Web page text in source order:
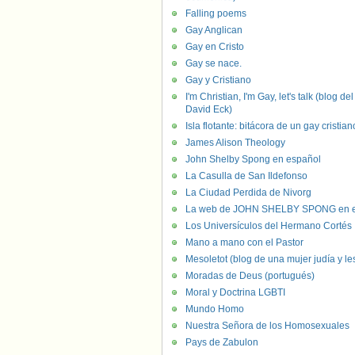
Falling poems
Gay Anglican
Gay en Cristo
Gay se nace.
Gay y Cristiano
I'm Christian, I'm Gay, let's talk (blog del
David Eck)
Isla flotante: bitácora de un gay
James Alison Theology
John Shelby Spong en español
La Casulla de San Ildefonso
La Ciudad Perdida de Nivorg
La web de JOHN SHELBY SPONG en
Los Universículos del Hermano Cortés
Mano a mano con el Pastor
Mesoletot (blog de una mujer judía y
Moradas de Deus (portugués)
Moral y Doctrina LGBTI
Mundo Homo
Nuestra Señora de los Homosexuales
Pays de Zabulon